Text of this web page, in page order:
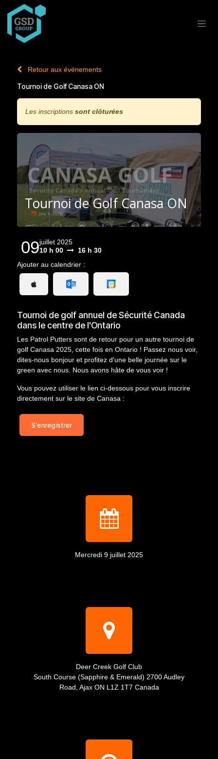
Se rendre au contenu
Retour aux événements
Tournoi de Golf Canasa ON
Les inscriptions sont clôturées
Tournoi de Golf Canasa ON
09juillet 2025
10 h 00
16 h 30
Ajouter au calendrier :
Tournoi de golf annuel de Sécurité Canada
dans le centre de l'Ontario
Les Patrol Putters sont de retour pour un autre tournoi de
golf Canasa 2025, cette fois en Ontario ! Passez nous voir,
dites-nous bonjour et profitez d'une belle journée sur le
green avec nous. Nous avons hâte de vous voir !
Vous pouvez utiliser le lien ci-dessous pour vous inscrire
directement sur le site de Canasa :
S'enregistrer
Mercredi 9 juillet 2025
Deer Creek Golf Club
South Course (Sapphire & Emerald) 2700 Audley
Road, Ajax ON L1Z 1T7 Canada